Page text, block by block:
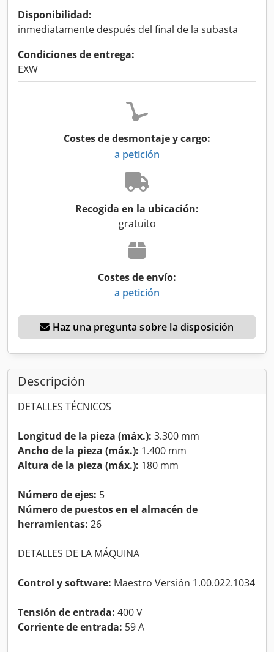
Disponibilidad:
inmediatamente después del final de la subasta
Condiciones de entrega:
EXW
Costes de desmontaje y cargo:
a petición
Recogida en la ubicación:
gratuito
Costes de envío:
a petición
Haz una pregunta sobre la disposición
Descripción
DETALLES TÉCNICOS
Longitud de la pieza (máx.): 3.300 mm
Ancho de la pieza (máx.): 1.400 mm
Altura de la pieza (máx.): 180 mm
Número de ejes: 5
Número de puestos en el almacén de
herramientas: 26
DETALLES DE LA MÁQUINA
Control y software: Maestro Versión 1.00.022.1034
Tensión de entrada: 400 V
Corriente de entrada: 59 A